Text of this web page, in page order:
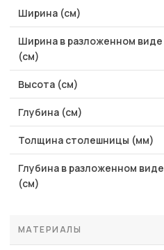
Ширина (см)
Ширина в разложенном виде
(см)
Высота (см)
Глубина (см)
Толщина столешницы (мм)
Глубина в разложенном виде
(см)
МАТЕРИАЛЫ